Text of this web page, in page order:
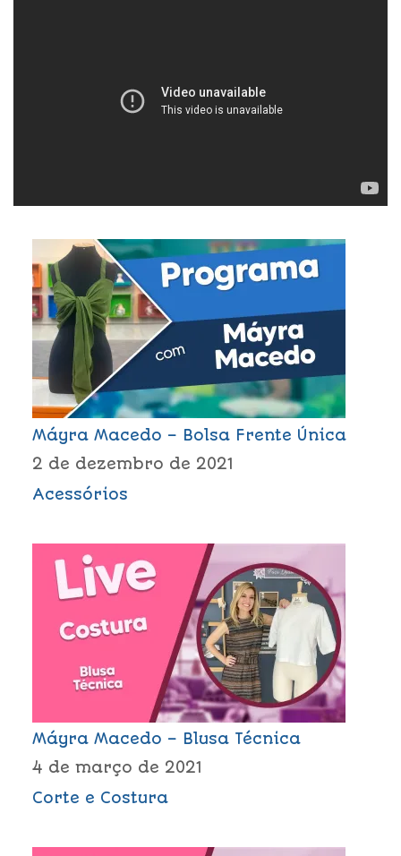
Máyra Macedo – Bolsa Frente Única
2 de dezembro de 2021
Acessórios
Máyra Macedo – Blusa Técnica
4 de março de 2021
Corte e Costura